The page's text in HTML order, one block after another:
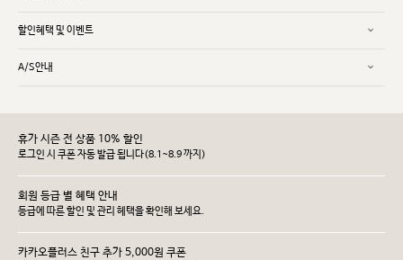
할인혜택 및 이벤트
A/S안내
휴가 시즌 전 상품 10% 할인
로그인 시 쿠폰 자동 발급 됩니다(8.1~8.9 까지)
회원 등급 별 혜택 안내
등급에 따른 할인 및 관리 헤택을 확인해 보세요.
카카오플러스 친구 추가 5,000원 쿠폰